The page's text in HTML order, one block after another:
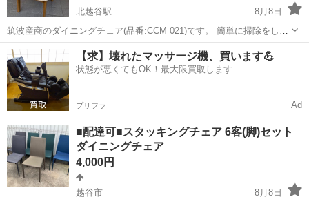
北越谷駅
8月8日
筑波産商のダイニングチェア(品番:CCM 021)です。 簡単に掃除をしま
したが、汚れ残りがあります。 破損や不具合はありません。 ・サイス
(約/mm): 幅457 奥行593 高さ835 ・フレーム材:天然木(...
埼玉 越谷市 北越谷駅 合成皮革
【求】壊れたマッサージ機、買います💪
状態が悪くてもOK！最大限買取します
プリフラ Ad
■配達可■スタッキングチェア 6客(脚)セット
ダイニングチェア
4,000円
越谷市
8月8日